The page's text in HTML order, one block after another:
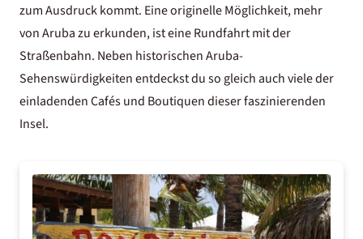
zum Ausdruck kommt. Eine originelle Möglichkeit, mehr
von Aruba zu erkunden, ist eine Rundfahrt mit der
Straßenbahn. Neben historischen Aruba-
Sehenswürdigkeiten entdeckst du so gleich auch viele der
einladenden Cafés und Boutiquen dieser faszinierenden
Insel.